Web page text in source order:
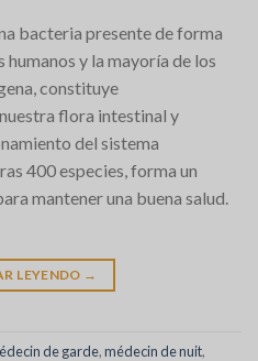
bacteria presente de forma
y la mayoría de los
constituye
flora intestinal y
del sistema
400 especies, forma un
mantener una buena salud.
LEYENDO →
de garde,médecin de nuit,